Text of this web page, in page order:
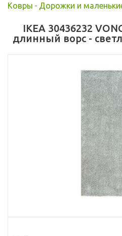
Ковры - Дорожки и
IKEA 30436232
длинный ворс -